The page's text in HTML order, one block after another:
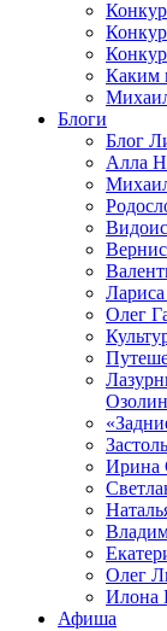
Каким
Блоги
Блог
Алла
Олег
Ирина
Олег
Илона
Афиша